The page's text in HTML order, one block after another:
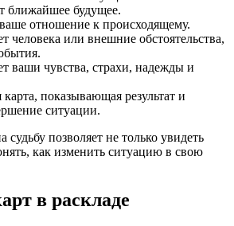
ближайшее будущее.
отношение к происходящему.
человека или внешние обстоятельства,
ваши чувства, страхи, надежды и
показывающая результат и
ситуации.
судьбу позволяет не только увидеть
как изменить ситуацию в свою
в раскладе